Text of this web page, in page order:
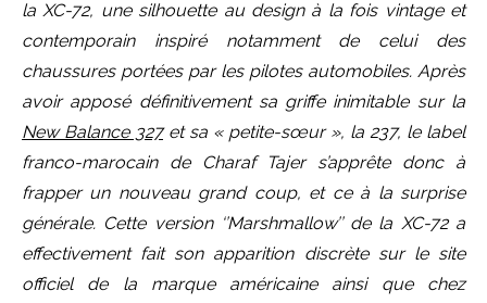
la XC-72, une silhouette au design à la fois vintage et
contemporain inspiré notamment de celui des
chaussures portées par les pilotes automobiles. Après
avoir apposé définitivement sa griffe inimitable sur la
New Balance 327et sa « petite-sœur », la 237, le label
franco-marocain de Charaf Tajer s’apprête donc à
frapper un nouveau grand coup, et ce à la surprise
générale. Cette version ‘’Marshmallow’’ de la XC-72 a
effectivement fait son apparition discrète sur le site
officiel de la marque américaine ainsi que chez